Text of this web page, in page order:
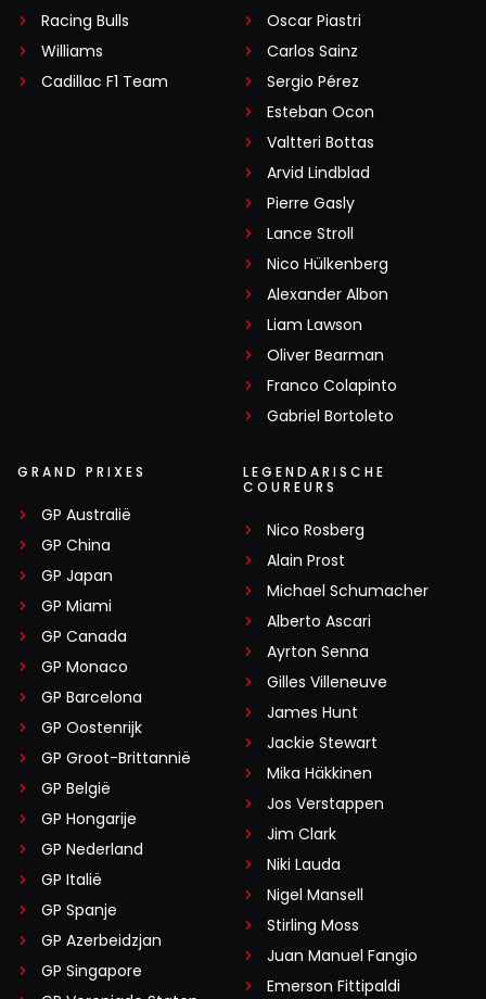
Racing Bulls
Williams
Cadillac F1 Team
Oscar Piastri
Carlos Sainz
Sergio Pérez
Esteban Ocon
Valtteri Bottas
Arvid Lindblad
Pierre Gasly
Lance Stroll
Nico Hülkenberg
Alexander Albon
Liam Lawson
Oliver Bearman
Franco Colapinto
Gabriel Bortoleto
GRAND PRIXES
GP Australië
GP China
GP Japan
GP Miami
GP Canada
GP Monaco
GP Barcelona
GP Oostenrijk
GP Groot-Brittannië
GP België
GP Hongarije
GP Nederland
GP Italië
GP Spanje
GP Azerbeidzjan
GP Singapore
LEGENDARISCHE
COUREURS
Nico Rosberg
Alain Prost
Michael Schumacher
Alberto Ascari
Ayrton Senna
Gilles Villeneuve
James Hunt
Jackie Stewart
Mika Häkkinen
Jos Verstappen
Jim Clark
Niki Lauda
Nigel Mansell
Stirling Moss
Juan Manuel Fangio
Emerson Fittipaldi